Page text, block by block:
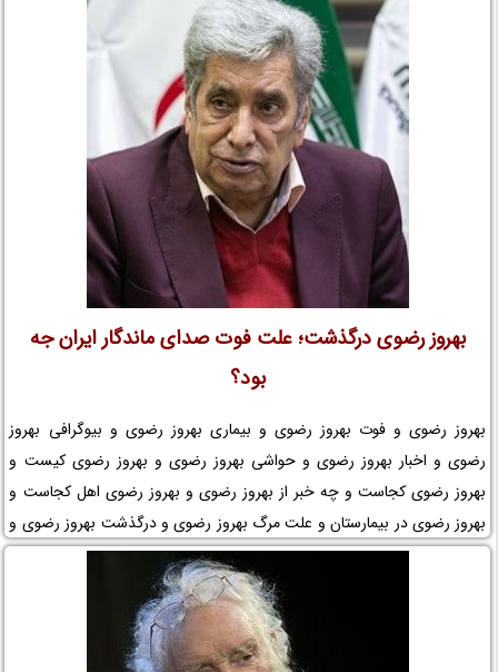
بهروز رضوی درگذشت؛ علت فوت صدای ماندگار ایران جه
بود؟
بهروز رضوی و فوت بهروز رضوی و بیماری بهروز رضوی و بیوگرافی بهروز
رضوی و اخبار بهروز رضوی و حواشی بهروز رضوی و بهروز رضوی کیست و
بهروز رضوی کجاست و چه خبر از بهروز رضوی و بهروز رضوی اهل کجاست و
بهروز رضوی در بیمارستان و علت مرگ بهروز رضوی و درگذشت بهروز رضوی و
عکس همسر بهروز رضوی در نم نمک.